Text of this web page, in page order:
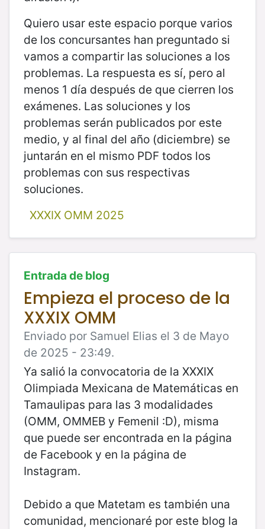
Quiero usar este espacio porque varios
de los concursantes han preguntado si
vamos a compartir las soluciones a los
problemas. La respuesta es sí, pero al
menos 1 día después de que cierren los
exámenes. Las soluciones y los
problemas serán publicados por este
medio, y al final del año (diciembre) se
juntarán en el mismo PDF todos los
problemas con sus respectivas
soluciones.
XXXIX OMM 2025
Entrada de blog
Empieza el proceso de la
XXXIX OMM
Enviado por Samuel Elias el 3 de Mayo
de 2025 - 23:49.
Ya salió la convocatoria de la XXXIX
Olimpiada Mexicana de Matemáticas en
Tamaulipas para las 3 modalidades
(OMM, OMMEB y Femenil :D), misma
que puede ser encontrada en la página
de Facebook y en la página de
Instagram.
Debido a que Matetam es también una
comunidad, mencionaré por este blog la